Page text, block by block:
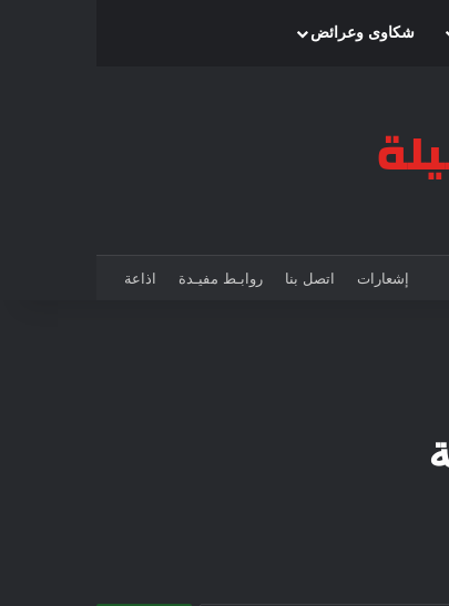
شكاوى وعرائض
إشعارات اتصل بنا روابـط مفيـدة اذاعة